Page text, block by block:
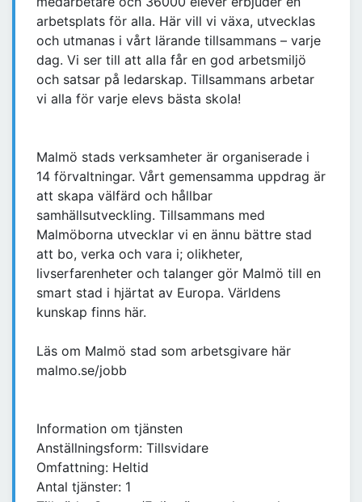
arbetsplats för alla. Här vill vi växa, utvecklas
och utmanas i vårt lärande tillsammans – varje
dag. Vi ser till att alla får en god arbetsmiljö
och satsar på ledarskap. Tillsammans arbetar
vi alla för varje elevs bästa skola!
Malmö stads verksamheter är organiserade i
14 förvaltningar. Vårt gemensamma uppdrag är
att skapa välfärd och hållbar
samhällsutveckling. Tillsammans med
Malmöborna utvecklar vi en ännu bättre stad
att bo, verka och vara i; olikheter,
livserfarenheter och talanger gör Malmö till en
smart stad i hjärtat av Europa. Världens
kunskap finns här.
Läs om Malmö stad som arbetsgivare här
malmo.se/jobb
Information om tjänsten
Anställningsform: Tillsvidare
Omfattning: Heltid
Antal tjänster: 1